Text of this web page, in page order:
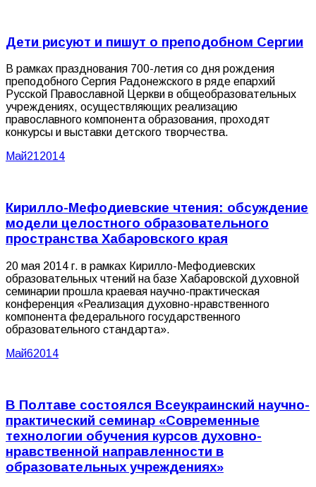
Дети рисуют и пишут о преподобном Сергии
В рамках празднования 700-летия со дня рождения
преподобного Сергия Радонежского в ряде епархий
Русской Православной Церкви в общеобразовательных
учреждениях, осуществляющих реализацию
православного компонента образования, проходят
конкурсы и выставки детского творчества.
Май212014
Кирилло-Мефодиевские чтения: обсуждение
модели целостного образовательного
пространства Хабаровского края
20 мая 2014 г. в рамках Кирилло-Мефодиевских
образовательных чтений на базе Хабаровской духовной
семинарии прошла краевая научно-практическая
конференция «Реализация духовно-нравственного
компонента федерального государственного
образовательного стандарта».
Май62014
В Полтаве состоялся Всеукраинский научно-
практический семинар «Современные
технологии обучения курсов духовно-
нравственной направленности в
образовательных учреждениях»